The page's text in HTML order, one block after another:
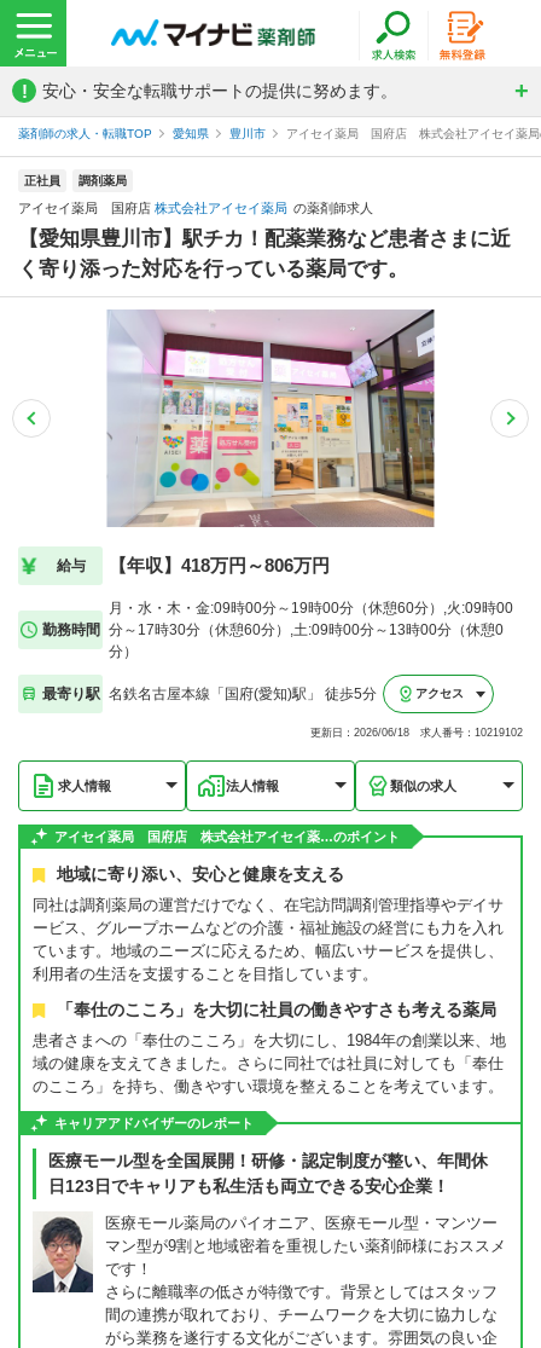
! 安心・安全な転職サポートの提供に努めます。
薬剤師の求人・転職TOP 愛知県 豊川市 アイセイ薬局 国府店 株式会社アイセイ薬局
正社員 調剤薬局
アイセイ薬局 国府店 株式会社アイセイ薬局 の薬剤師求人
【愛知県豊川市】駅チカ！配薬業務など患者さまに近
く寄り添った対応を行っている薬局です。
給与 【年収】418万円～806万円
勤務時間
月・水・木・金:09時00分～19時00分（休憩60分）,火:09時00
分～17時30分（休憩60分）,土:09時00分～13時00分（休憩0
分）
最寄り駅 名鉄名古屋本線「国府(愛知)駅」 徒歩5分 アクセス
更新日：2026/06/18 求人番号：10219102
求人情報 法人情報 類似の求人
アイセイ薬局 国府店 株式会社アイセイ薬…のポイント
地域に寄り添い、安心と健康を支える
同社は調剤薬局の運営だけでなく、在宅訪問調剤管理指導やデイサ
ービス、グループホームなどの介護・福祉施設の経営にも力を入れ
ています。地域のニーズに応えるため、幅広いサービスを提供し、
利用者の生活を支援することを目指しています。
「奉仕のこころ」を大切に社員の働きやすさも考える薬局
患者さまへの「奉仕のこころ」を大切にし、1984年の創業以来、地
域の健康を支えてきました。さらに同社では社員に対しても「奉仕
のこころ」を持ち、働きやすい環境を整えることを考えています。
キャリアアドバイザーのレポート
医療モール型を全国展開！研修・認定制度が整い、年間休
日123日でキャリアも私生活も両立できる安心企業！
医療モール薬局のパイオニア、医療モール型・マンツー
マン型が9割と地域密着を重視したい薬剤師様におススメ
です！
さらに離職率の低さが特徴です。背景としてはスタッフ
間の連携が取れており、チームワークを大切に協力しな
がら業務を遂行する文化がございます。雰囲気の良い企